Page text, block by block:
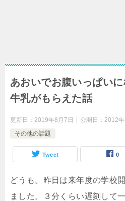
あおいでお腹いっぱい
牛乳がもらえた話
更新日： 2019年8月7日 公開日： 2012
その他の話題
Tweet 0
どうも。昨日は来年度の学校
ました。３分くらい遅刻して